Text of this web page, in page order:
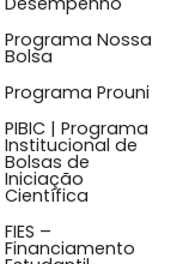
Programa Nossa
Bolsa
Programa Prouni
PIBIC | Programa
Institucional de
Bolsas de
Iniciação
Científica
FIES –
Financiamento